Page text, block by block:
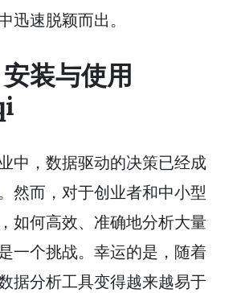
迅速脱颖而出。
装与使用
中，数据驱动的决策已经成
然而，对于创业者和中小型
如何高效、准确地分析大量
一个挑战。幸运的是，随着
据分析工具变得越来越易于